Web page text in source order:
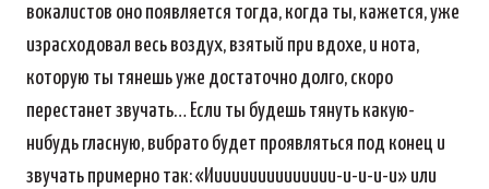
вокалистов оно появляется тогда, когда ты, кажется, уже
израсходовал весь воздух, взятый при вдохе, и нота,
которую ты тянешь уже достаточно долго, скоро
перестанет звучать… Если ты будешь тянуть какую-
нибудь гласную, вибрато будет проявляться под конец и
звучать примерно так: «Иииииииииииииии-и-и-и-и» или